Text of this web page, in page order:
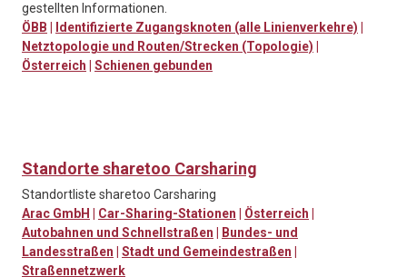
gestellten Informationen.
ÖBB
Identifizierte Zugangsknoten (alle Linienverkehre)
Netztopologie und Routen/Strecken (Topologie)
Österreich
Schienen gebunden
Standorte sharetoo Carsharing
Standortliste sharetoo Carsharing
Arac GmbH
Car-Sharing-Stationen Österreich
Autobahnen und Schnellstraßen
Bundes- und
Landesstraßen
Stadt und Gemeindestraßen
Straßennetzwerk